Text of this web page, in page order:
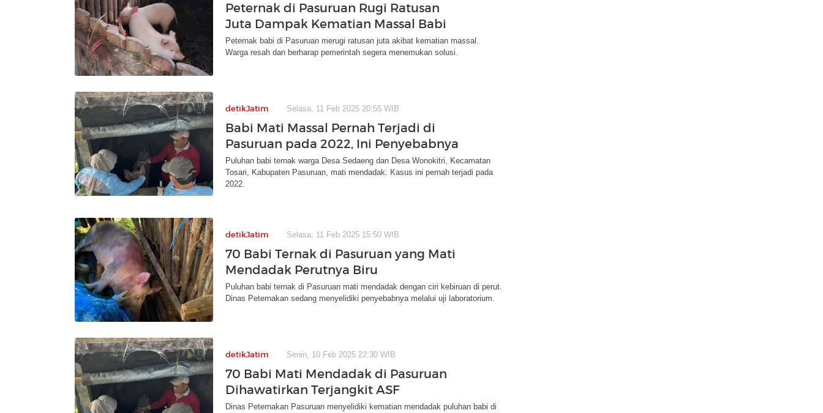
Peternak di Pasuruan Rugi Ratusan
Juta Dampak Kematian Massal Babi
Peternak babi di Pasuruan merugi ratusan juta akibat kematian massal.
Warga resah dan berharap pemerintah segera menemukan solusi.
detikJatim Selasa, 11 Feb 2025 20:55 WIB
Babi Mati Massal Pernah Terjadi di
Pasuruan pada 2022, Ini Penyebabnya
Puluhan babi ternak warga Desa Sedaeng dan Desa Wonokitri, Kecamatan
Tosari, Kabupaten Pasuruan, mati mendadak. Kasus ini pernah terjadi pada
2022.
detikJatim Selasa, 11 Feb 2025 15:50 WIB
70 Babi Ternak di Pasuruan yang Mati
Mendadak Perutnya Biru
Puluhan babi ternak di Pasuruan mati mendadak dengan ciri kebiruan di perut.
Dinas Peternakan sedang menyelidiki penyebabnya melalui uji laboratorium.
detikJatim Senin, 10 Feb 2025 22:30 WIB
70 Babi Mati Mendadak di Pasuruan
Dihawatirkan Terjangkit ASF
Dinas Peternakan Pasuruan menyelidiki kematian mendadak puluhan babi di